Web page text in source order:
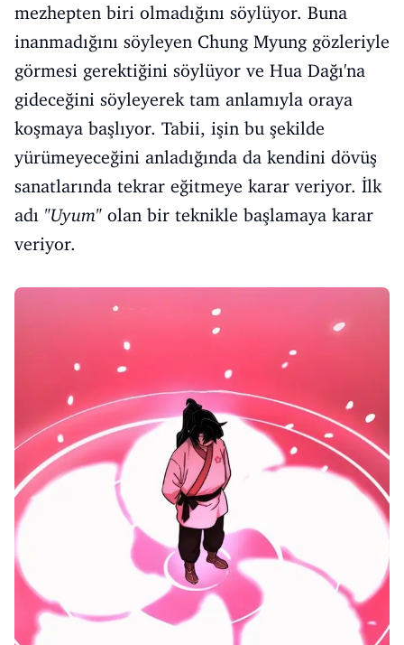
mezhepten biri olmadığını söylüyor. Buna
inanmadığını söyleyen Chung Myung gözleriyle
görmesi gerektiğini söylüyor ve Hua Dağı'na
gideceğini söyleyerek tam anlamıyla oraya
koşmaya başlıyor. Tabii, işin bu şekilde
yürümeyeceğini anladığında da kendini dövüş
sanatlarında tekrar eğitmeye karar veriyor. İlk
adı "Uyum" olan bir teknikle başlamaya karar
veriyor.